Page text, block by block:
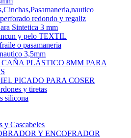
redondo y regaliz
Sintetica 3 mm
y pelo TEXTIL
o pasamaneria
3,5mm
PLÁSTICO 8MM PARA
PICADO PARA COSER
y tiretas
silicona
y Cascabeles
Y ENCOFRADOR